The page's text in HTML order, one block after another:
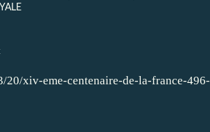
xiv-eme-centenaire-de-la-france-496-